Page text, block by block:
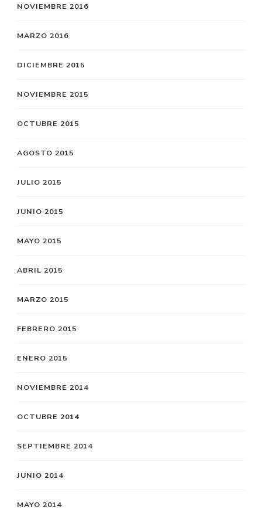
NOVIEMBRE 2016
MARZO 2016
DICIEMBRE 2015
NOVIEMBRE 2015
OCTUBRE 2015
AGOSTO 2015
JULIO 2015
JUNIO 2015
MAYO 2015
ABRIL 2015
MARZO 2015
FEBRERO 2015
ENERO 2015
NOVIEMBRE 2014
OCTUBRE 2014
SEPTIEMBRE 2014
JUNIO 2014
MAYO 2014